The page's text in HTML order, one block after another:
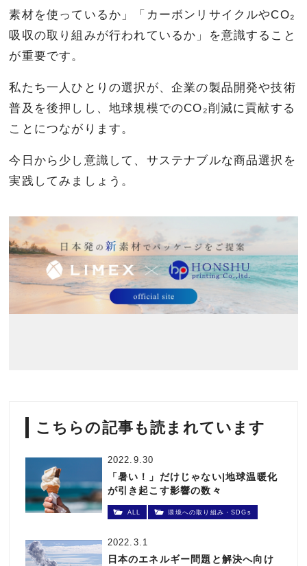
素材を使っているか」「カーボンリサイクルやCO₂
吸収の取り組みが行われているか」を意識すること
が重要です。
私たち一人ひとりの選択が、企業の製品開発や技術
普及を後押しし、地球規模でのCO₂削減に貢献する
ことにつながります。
今日から少し意識して、サステナブルな商品選択を
実践してみましょう。
こちらの記事も読まれています
2022.9.30
「暑い！」だけじゃない|地球温暖化
が引き起こす影響の数々
ALL 環境への取り組み・SDGs
2022.3.1
日本のエネルギー問題と解決へ向け